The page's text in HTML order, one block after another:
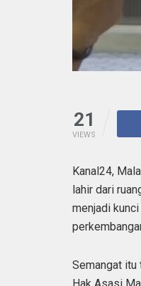
21
VIEWS
Kanal24,
lahir dari
menjadi
Semangat itu